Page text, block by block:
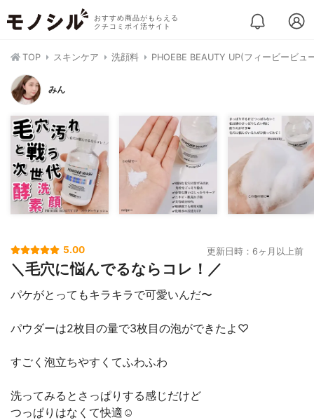
おすすめ商品がもらえる
クチコミポイ活サイト
TOP スキンケア 洗顔料 PHOEBE BEAUTY UP(フィービービ
みん
5.00 更新日時：6ヶ月以上前
＼毛穴に悩んでるならコレ！／
パケがとってもキラキラで可愛いんだ〜
パウダーは2枚目の量で3枚目の泡ができたよ♡
すごく泡立ちやすくてふわふわ
洗ってみるとさっぱりする感じだけど
つっぱりはなくて快適☺️